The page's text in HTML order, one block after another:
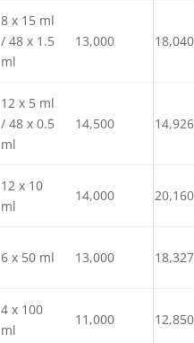
8 x 15 ml
/ 48 x 1.5
ml
13,000 18,040
12 x 5 ml
/ 48 x 0.5
ml
14,500 14,926
12 x 10
ml
14,000 20,160
6 x 50 ml 13,000 18,327
4 x 100
ml
11,000 12,850